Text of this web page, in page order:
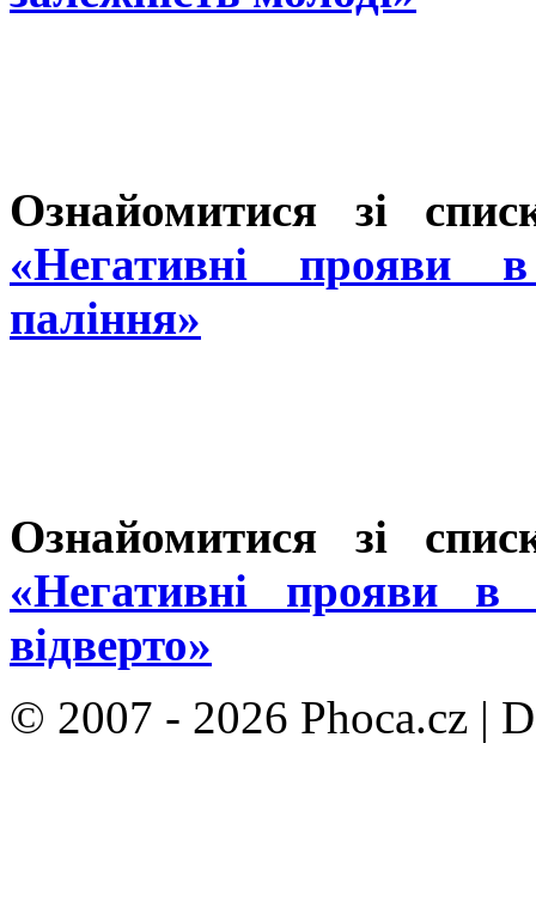
Ознайомитися зі
«Негативні прояви
паління»
Ознайомитися зі
«Негативні прояви в
відверто»
© 2007 - 2026 Phoca.cz |